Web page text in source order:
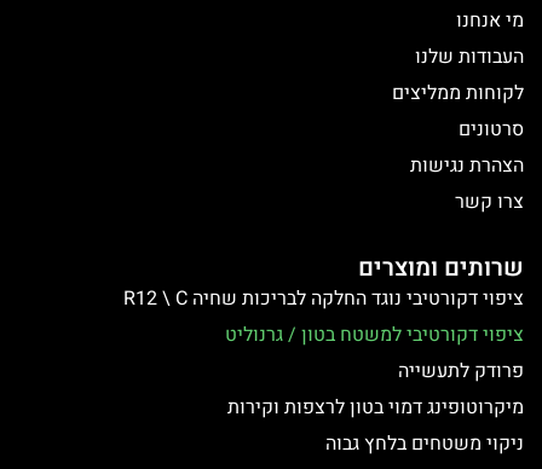
מי אנחנו
העבודות שלנו
לקוחות ממליצים
סרטונים
הצהרת נגישות
צרו קשר
שרותים ומוצרים
ציפוי דקורטיבי נוגד החלקה לבריכות שחיה R12 \ C
ציפוי דקורטיבי למשטח בטון / גרנוליט
פרודק לתעשייה
מיקרוטופינג דמוי בטון לרצפות וקירות
ניקוי משטחים בלחץ גבוה